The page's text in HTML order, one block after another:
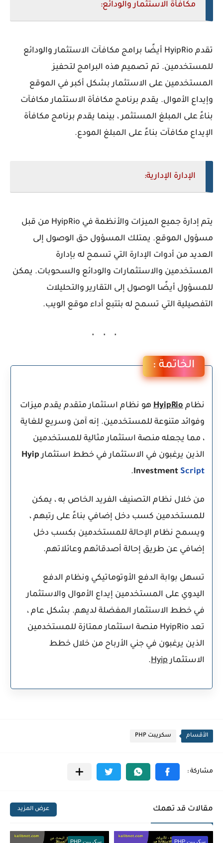
مكافأة الاستثمار والودائع:
تقدم HyipRio أيضًا برامج مكافآت الاستثمار والودائع
للمستخدمين. تم تصميم هذه البرامج لتحفيز
المستخدمين على الاستثمار بشكل أكبر في الموقع
وإيداع الأموال. يقدم برنامج مكافأة الاستثمار مكافآت
بناءً على المبلغ المستثمر ، بينما يقدم برنامج مكافأة
الإيداع مكافآت بناءً على المبلغ المودع.
الإدارة الإدارية:
يتم إدارة جميع الميزات والأنظمة في HyipRio من قبل
مسؤول الموقع. يمتلك المسؤول حق الوصول إلى
العديد من أدوات الإدارة التي تسمح له بإدارة
المستخدمين والاستثمارات والودائع والسحوبات. يمكن
للمسؤول أيضًا الوصول إلى التقارير والتحليلات
التفصيلية التي تسمح له بتتبع أداء موقع الويب.
الخاتمة :
نظام HyipRio هو نظام استثمار متقدم يقدم ميزات
وفوائد متنوعة للمستخدمين. إنه آمن وسريع للغاية
، مما يجعله منصة استثمار مثالية للمستخدمين
الذين يرغبون في الاستثمار في خطط استثمارHyip
Investment Script
.
من خلال نظام التصنيف الفريد الخاص به ، يمكن
للمستخدمين كسب دخل إضافي بناءً على رتبهم ،
ويسمح نظام الإحالة للمستخدمين بكسب دخل
إضافي عن طريق إحالة أصدقائهم وعائلاتهم.
تسهل بوابة الدفع الأوتوماتيكي ونظام الدفع
اليدوي على المستخدمين إيداع الأموال والاستثمار
في خطط الاستثمار المفضلة لديهم. بشكل عام ،
تعد HyipRio منصة استثمار ممتازة للمستخدمين
الذين يرغبون في جني الأرباح من خلال خطط
الاستثمارHyip
.
الأقسام سكريبت PHP
مقالات قد تهمك عرض المزيد
سكريبت PHP سكريبت PHP